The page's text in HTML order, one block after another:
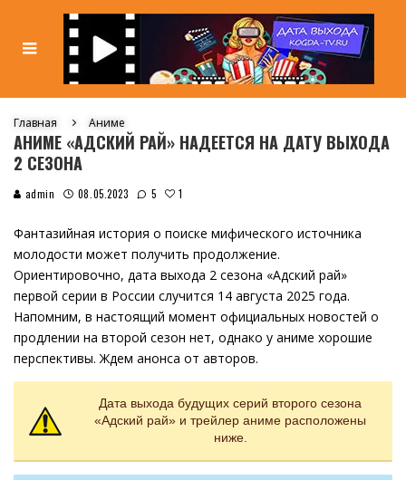
Главная Аниме
АНИМЕ «АДСКИЙ РАЙ» НАДЕЕТСЯ НА ДАТУ ВЫХОДА
2 СЕЗОНА
admin 08.05.2023 5 1
Фантазийная история о поиске мифического источника
молодости может получить продолжение.
Ориентировочно, дата выхода 2 сезона «Адский рай»
первой серии в России случится 14 августа 2025 года.
Напомним, в настоящий момент официальных новостей о
продлении на второй сезон нет, однако у аниме хорошие
перспективы. Ждем анонса от авторов.
Дата выхода будущих серий второго сезона
«Адский рай» и трейлер аниме расположены
ниже.